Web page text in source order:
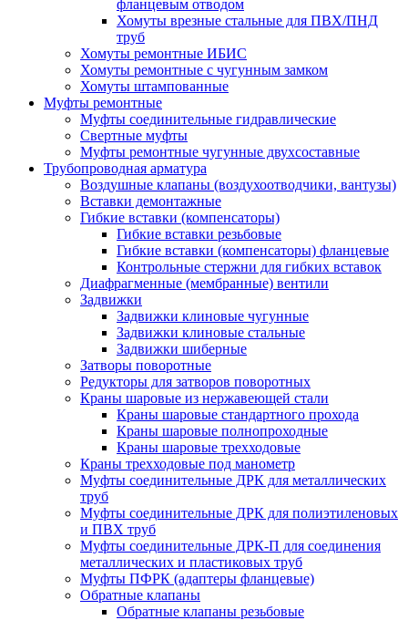
фланцевым отводом
Хомуты врезные стальные для ПВХ/ПНД
труб
Хомуты ремонтные ИБИС
Хомуты ремонтные с чугунным замком
Хомуты штампованные
Муфты ремонтные
Муфты соединительные гидравлические
Свертные муфты
Муфты ремонтные чугунные двухсоставные
Трубопроводная арматура
Воздушные клапаны (воздухоотводчики, вантузы)
Вставки демонтажные
Гибкие вставки (компенсаторы)
Гибкие вставки резьбовые
Гибкие вставки (компенсаторы) фланцевые
Контрольные стержни для гибких вставок
Диафрагменные (мембранные) вентили
Задвижки
Задвижки клиновые чугунные
Задвижки клиновые стальные
Задвижки шиберные
Затворы поворотные
Редукторы для затворов поворотных
Краны шаровые из нержавеющей стали
Краны шаровые стандартного прохода
Краны шаровые полнопроходные
Краны шаровые трехходовые
Краны трехходовые под манометр
Муфты соединительные ДРК для металлических
труб
Муфты соединительные ДРК для полиэтиленовых
и ПВХ труб
Муфты соединительные ДРК-П для соединения
металлических и пластиковых труб
Муфты ПФРК (адаптеры фланцевые)
Обратные клапаны
Обратные клапаны резьбовые